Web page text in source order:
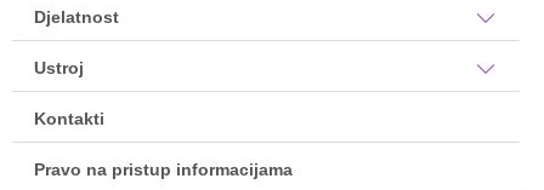
Djelatnost
Ustroj
Kontakti
Pravo na pristup informacijama